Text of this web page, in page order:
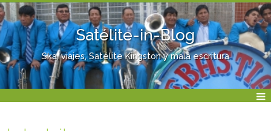
Satélite-in-Blog
Ska, viajes, Satélite Kingston y mala escritura